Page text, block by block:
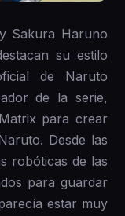
Sakura Haruno
su estilo
de Naruto
de la serie,
para crear
Desde las
robóticas de las
para guardar
estar muy